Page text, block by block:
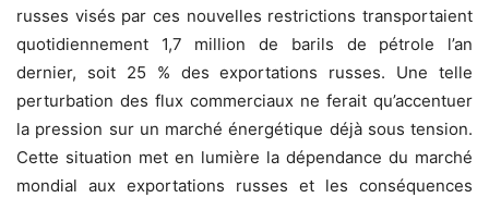
russes visés par ces nouvelles restrictions transportaient
quotidiennement 1,7 million de barils de pétrole l’an
dernier, soit 25 % des exportations russes. Une telle
perturbation des flux commerciaux ne ferait qu’accentuer
la pression sur un marché énergétique déjà sous tension.
Cette situation met en lumière la dépendance du marché
mondial aux exportations russes et les conséquences